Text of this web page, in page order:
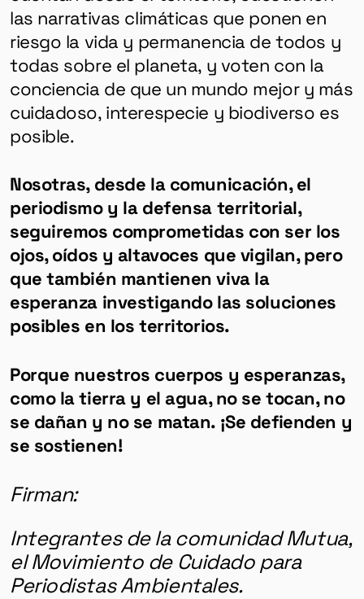
HERRAMIENTAS
SOBRE MUTANTE
DONACIONES
ESPECIALES
las narrativas climáticas que ponen en
riesgo la vida y permanencia de todos y
todas sobre el planeta, y voten con la
conciencia de que un mundo mejor y más
cuidadoso, interespecie y biodiverso es
posible.
Nosotras, desde la comunicación, el
periodismo y la defensa territorial,
seguiremos comprometidas con ser los
ojos, oídos y altavoces que vigilan, pero
que también mantienen viva la
esperanza investigando las soluciones
posibles en los territorios.
Porque nuestros cuerpos y esperanzas,
como la tierra y el agua, no se tocan, no
se dañan y no se matan. ¡Se defienden y
se sostienen!
Firman:
Integrantes de la comunidad Mutua,
el Movimiento de Cuidado para
Periodistas Ambientales.